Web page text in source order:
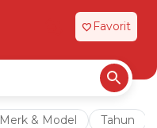
favorite Favorit
Merk & Model Tahun